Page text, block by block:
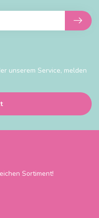
unserem Service, melden
Sortiment!